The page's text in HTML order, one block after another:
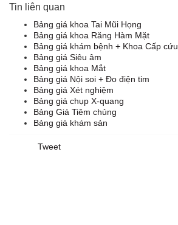
Tin liên quan
Bảng giá khoa Tai Mũi Họng
Bảng giá khoa Răng Hàm Mặt
Bảng giá khám bệnh + Khoa Cấp cứu
Bảng giá Siêu âm
Bảng giá khoa Mắt
Bảng giá Nội soi + Đo điện tim
Bảng giá Xét nghiệm
Bảng giá chụp X-quang
Bảng Giá Tiêm chủng
Bảng giá khám sản
Tweet